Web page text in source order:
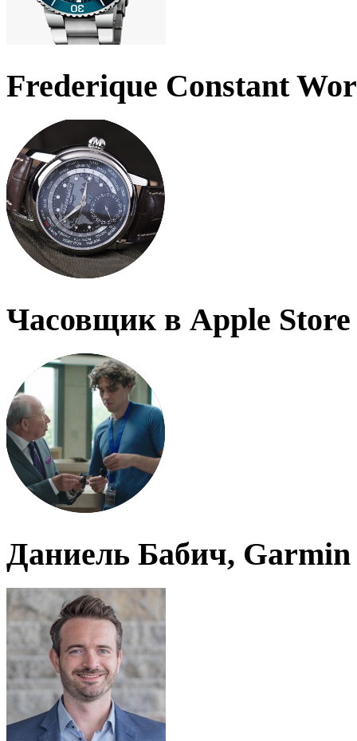
Frederique Constant
Часовщик в Apple Store
Даниель Бабич, Garmin